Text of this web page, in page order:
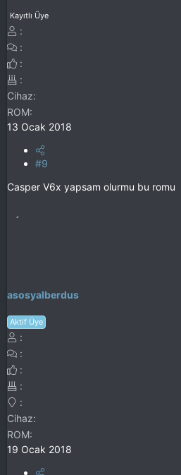
Kayıtlı Üye
Cihaz
ROM
13 Ocak 2018
#9
Casper V6x yapsam olurmu bu romu
asosyalberdus
Aktif Üye
Cihaz
ROM
19 Ocak 2018